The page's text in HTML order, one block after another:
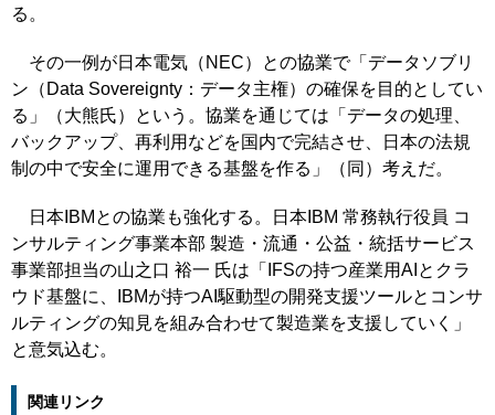
る。
その一例が日本電気（NEC）との協業で「データソブリ
ン（Data Sovereignty：データ主権）の確保を目的としてい
る」（大熊氏）という。協業を通じては「データの処理、
バックアップ、再利用などを国内で完結させ、日本の法規
制の中で安全に運用できる基盤を作る」（同）考えだ。
日本IBMとの協業も強化する。日本IBM 常務執行役員 コ
ンサルティング事業本部 製造・流通・公益・統括サービス
事業部担当の山之口 裕一 氏は「IFSの持つ産業用AIとクラ
ウド基盤に、IBMが持つAI駆動型の開発支援ツールとコンサ
ルティングの知見を組み合わせて製造業を支援していく」
と意気込む。
関連リンク